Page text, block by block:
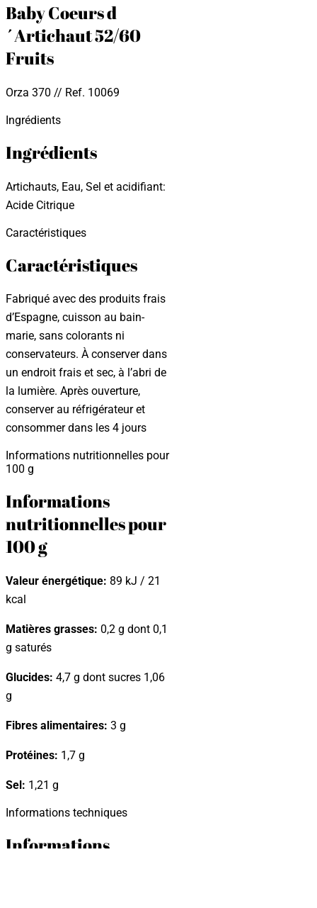
Baby Coeurs d
´Artichaut 52/60
Fruits
Orza 370 // Ref. 10069
Ingrédients
Ingrédients
Artichauts, Eau, Sel et acidifiant:
Acide Citrique
Caractéristiques
Caractéristiques
Fabriqué avec des produits frais
d’Espagne, cuisson au bain-
marie, sans colorants ni
conservateurs. À conserver dans
un endroit frais et sec, à l’abri de
la lumière. Après ouverture,
conserver au réfrigérateur et
consommer dans les 4 jours
Informations nutritionnelles pour
100 g
Informations
nutritionnelles pour
100 g
Valeur énergétique: 89 kJ / 21
kcal
Matières grasses: 0,2 g dont 0,1
g saturés
Glucides: 4,7 g dont sucres 1,06
g
Fibres alimentaires: 3 g
Protéines: 1,7 g
Sel: 1,21 g
Informations techniques
Informations